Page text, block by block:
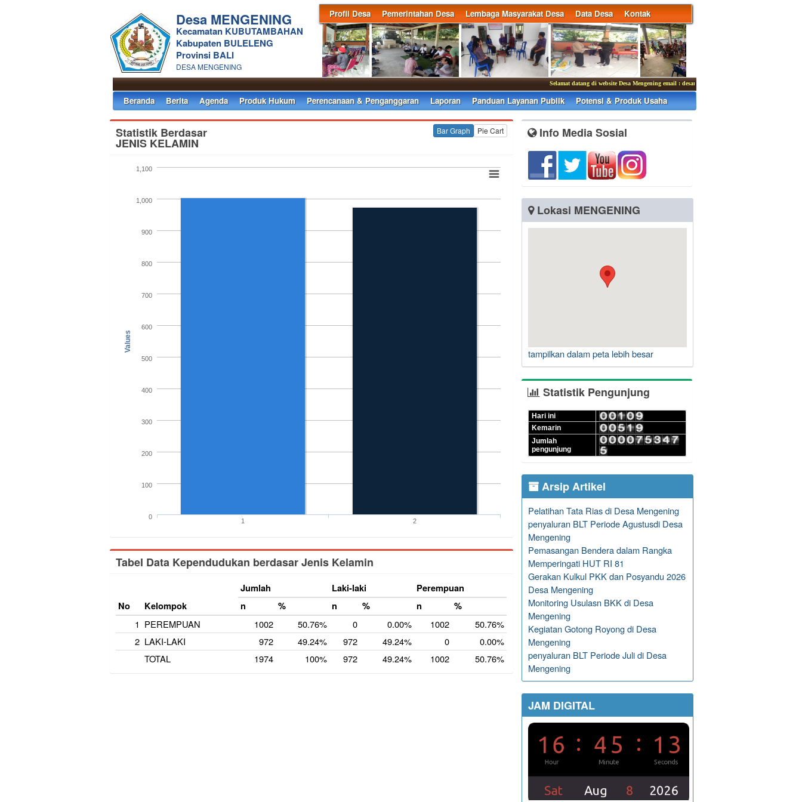
Profil Desa Pemerintahan Desa Lembaga Masyarakat Desa Data Desa Kontak
Desa MENGENING
Kecamatan KUBUTAMBAHAN
Kabupaten BULELENG
Provinsi BALI
DESA MENGENING
Selamat datang di website Desa Mengening email : desamengening2010@gmail.com
Beranda Berita Agenda Produk Hukum Perencanaan & Penganggaran Laporan Panduan Layanan Publik Potensi & Produk Usaha
Statistik Berdasar
JENIS KELAMIN
Bar Graph Pie Cart
Values
1 2
0
100
200
300
400
500
600
700
800
900
1,000
1,100
Tabel Data Kependudukan berdasar Jenis Kelamin
No Kelompok
Jumlah Laki-laki
Perempuan
n
% n % n
%
1 PEREMPUAN 1002 50.76% 0 0.00% 1002
50.76%
2 LAKI-LAKI 972 49.24% 972 49.24% 0
0.00%
TOTAL
1974 100% 972 49.24% 1002 50.76%
Info Media Sosial
Lokasi MENGENING
tampilkan dalam peta lebih besar
Statistik Pengunjung
Hari ini
Kemarin
Jumlah
pengunjung
Arsip Artikel
Pelatihan Tata Rias di Desa Mengening
penyaluran BLT Periode Agustusdi Desa
Mengening
Pemasangan Bendera dalam Rangka
Memperingati HUT RI 81
Gerakan Kulkul PKK dan Posyandu 2026
Desa Mengening
Monitoring Usulasn BKK di Desa
Mengening
Kegiatan Gotong Royong di Desa
Mengening
penyaluran BLT Periode Juli di Desa
Mengening
JAM DIGITAL